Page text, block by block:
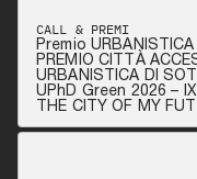
CALL & PREMI
Premio URBANISTICA
PREMIO CITTÀ
URBANISTICA DI
UPhD Green 2026 –
THE CITY OF MY